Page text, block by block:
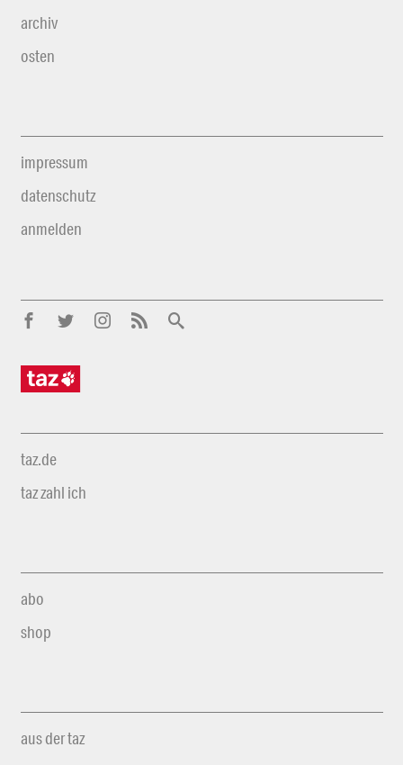
archiv
osten
impressum
datenschutz
anmelden
taz.de
taz zahl ich
abo
shop
aus der taz